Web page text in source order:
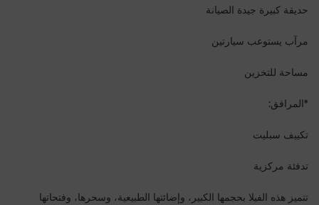
حديقة كبيرة جيدة الصيانة
مرآب يستوعب سيارتين
مساحة للتخزين
*المرافق:
تكييف سبليت
تدفئة مركزية
تتميز هذه الفيلا بحجمها الكبير، وإضائتها الطبيعية، وسحرها، وفتحاتها